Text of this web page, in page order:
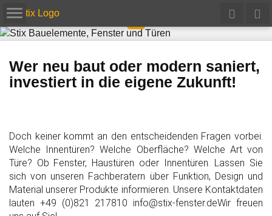
Wer neu baut oder modern saniert,
investiert in die eigene Zukunft!
Doch keiner kommt an den entscheidenden Fragen vorbei.
Welche Innentüren? Welche Oberfläche? Welche Art von
Türe? Ob Fenster, Haustüren oder Innentüren. Lassen Sie
sich von unseren Fachberatern über Funktion, Design und
Material unserer Produkte informieren. Unsere Kontaktdaten
lauten +49 (0)821 217810 info@stix-fenster.deWir freuen